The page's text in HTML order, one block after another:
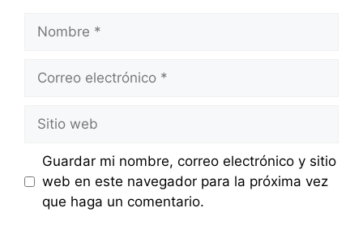
Nombre
Correo
Sitio
web
Guardar mi nombre, correo electrónico y sitio
web en este navegador para la próxima vez
que haga un comentario.